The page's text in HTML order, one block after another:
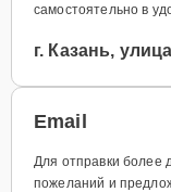
самостоятельно в
г. Казань,
Email
Для отправки более
пожеланий и